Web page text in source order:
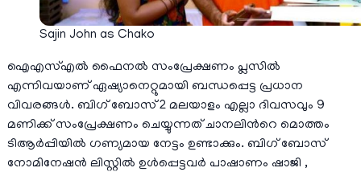
Sajin John as Chako
ഐഎസ്എല്‍ ഫൈനല്‍ സംപ്രേക്ഷണം പ്ലസില്‍
എന്നിവയാണ് ഏഷ്യാനെറ്റുമായി ബന്ധപ്പെട്ട പ്രധാന
വിവരങ്ങള്‍. ബിഗ്‌ ബോസ് 2 മലയാളം എല്ലാ ദിവസവും 9
മണിക്ക് സംപ്രേക്ഷണം ചെയ്യുന്നത് ചാനലിന്‍റെ മൊത്തം
ടിആര്‍പ്പിയില്‍ ഗണ്യമായ നേട്ടം ഉണ്ടാക്കും. ബിഗ് ബോസ്
നോമിനേഷന്‍ ലിസ്റ്റില്‍ ഉള്‍പ്പെട്ടവര്‍ പാഷാണം ഷാജി ,